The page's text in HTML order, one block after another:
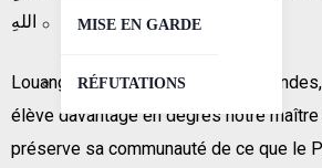
MISE EN GARDE
RÉFUTATIONS
اللهِ
Louanges à Allāh Seigneur des
élève davantage en degrés notre maître
préserve sa communauté de ce que le